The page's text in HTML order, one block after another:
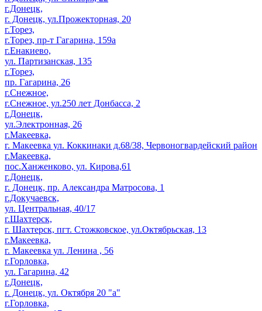
г.Донецк,
г. Донецк, ул.Прожекторная, 20
г.Торез,
г.Торез, пр-т Гагарина, 159а
г.Енакиево,
ул. Партизанская, 135
г.Торез,
пр. Гагарина, 26
г.Снежное,
г.Снежное, ул.250 лет Донбасса, 2
г.Донецк,
ул.Электронная, 26
г.Макеевка,
г. Макеевка ул. Коккинаки д.68/38, Червоногвардейский район
г.Макеевка,
пос.Ханженково, ул. Кирова,61
г.Донецк,
г. Донецк, пр. Александра Матросова, 1
г.Докучаевск,
ул. Центральная, 40/17
г.Шахтерск,
г. Шахтерск, пгт. Стожковское, ул.Октябрьская, 13
г.Макеевка,
г. Макеевка ул. Ленина , 56
г.Горловка,
ул. Гагарина, 42
г.Донецк,
г. Донецк, ул. Октября 20 "а"
г.Горловка,